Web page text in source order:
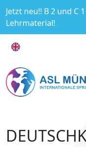
Jetzt neu!! B 2 und C
Lehrmaterial!